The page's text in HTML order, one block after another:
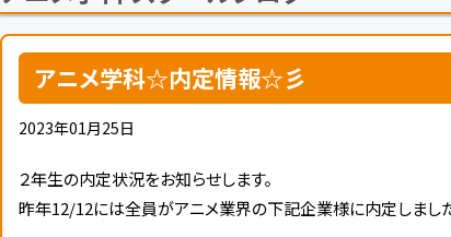
アニメ学科☆内定情報☆彡
2023年01月25日
２年生の内定状況をお知らせします。
昨年12/12には全員がアニメ業界の下記企業様に内定しまし